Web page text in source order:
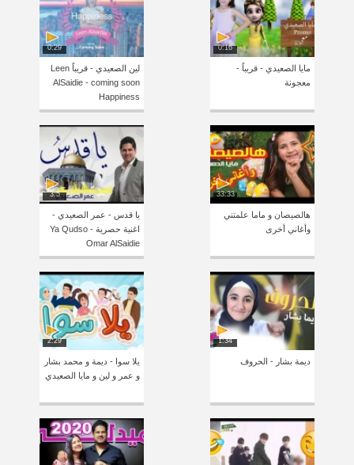
0:16
مايا الصعيدي - قريباً -
معجونة
0:29
لين الصعيدي - قريباً Leen
AlSaidie - coming soon
Happiness
33:33
هالصيصان و ماما علمتني
وأغاني أخرى
3:5
يا قدس - عمر الصعيدي -
اغنية حصرية Ya Qudso -
Omar AlSaidie
1:34
ديمة بشار - الحروف
2:29
يلا سوا - ديمة و محمد بشار
و عمر و لين و مايا الصعيدي